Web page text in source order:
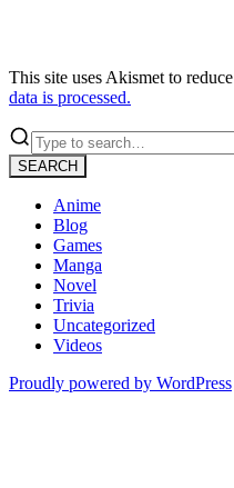
This site uses Akismet to
data is processed.
SEARCH
Anime
Blog
Games
Manga
Novel
Trivia
Uncategorized
Videos
Proudly powered by WordPress